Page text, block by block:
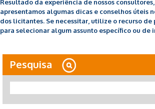
Resultado da experiência de nossos consultores,
apresentamos algumas dicas e conselhos úteis
dos licitantes. Se necessitar, utilize o recurso de
para selecionar algum assunto específico ou de
Pesquisa